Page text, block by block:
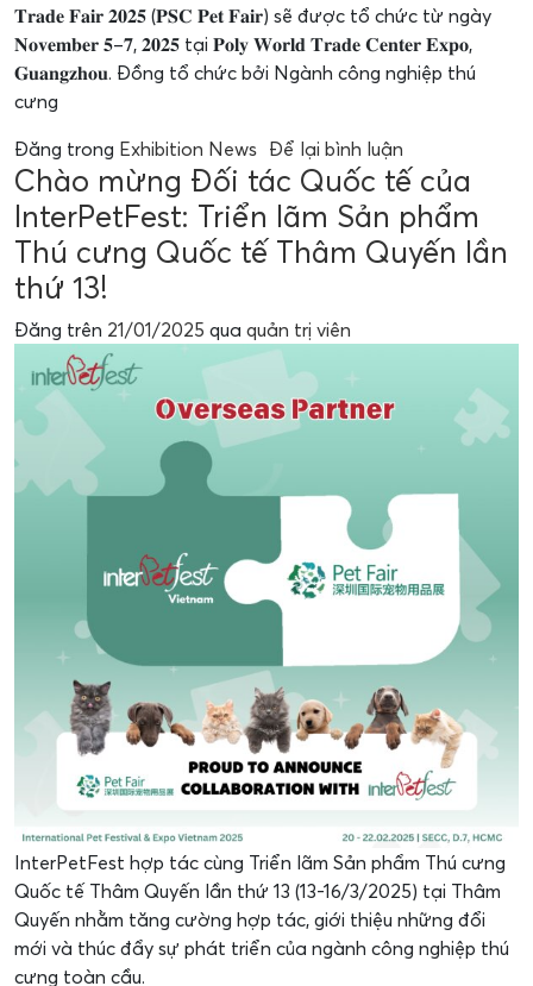
𝐓𝐫𝐚𝐝𝐞 𝐅𝐚𝐢𝐫 𝟐𝟎𝟐𝟓 (𝐏𝐒𝐂 𝐏𝐞𝐭 𝐅𝐚𝐢𝐫) sẽ được tổ chức từ ngày
𝐍𝐨𝐯𝐞𝐦𝐛𝐞𝐫 𝟓–𝟕, 𝟐𝟎𝟐𝟓 tại 𝐏𝐨𝐥𝐲 𝐖𝐨𝐫𝐥𝐝 𝐓𝐫𝐚𝐝𝐞 𝐂𝐞𝐧𝐭𝐞𝐫 𝐄𝐱𝐩𝐨,
𝐆𝐮𝐚𝐧𝐠𝐳𝐡𝐨𝐮. Đồng tổ chức bởi Ngành công nghiệp thú
cưng
Đăng trong Exhibition News Để lại bình luận
Chào mừng Đối tác Quốc tế của
InterPetFest: Triển lãm Sản phẩm
Thú cưng Quốc tế Thâm Quyến lần
thứ 13!
Đăng trên 21/01/2025 qua quản trị viên
InterPetFest hợp tác cùng Triển lãm Sản phẩm Thú cưng
Quốc tế Thâm Quyến lần thứ 13 (13-16/3/2025) tại Thâm
Quyến nhằm tăng cường hợp tác, giới thiệu những đổi
mới và thúc đẩy sự phát triển của ngành công nghiệp thú
cưng toàn cầu.